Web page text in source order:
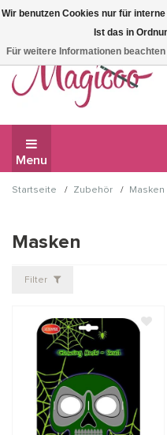
Wir haben Betriebsferien,
Menu
Startseite / Zubehör / Masken
Masken
Filter
Wir benutzen Cookies nur für
Ist das in
Für weitere Informationen